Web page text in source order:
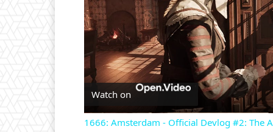
Watch on
1666: Amsterdam - Official Devlog #2: The